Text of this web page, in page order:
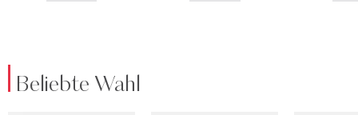
Beliebte Wahl